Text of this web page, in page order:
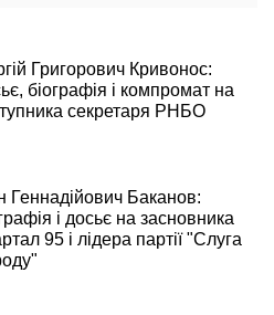
Григорович Кривонос:
біографія і компромат на
секретаря РНБО
Геннадійович Баканов:
і досьє на засновника
95 і лідера партії "Слуга